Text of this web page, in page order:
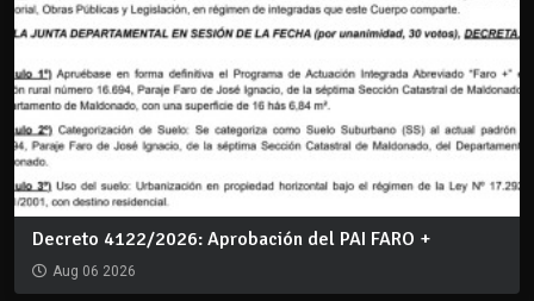
Decreto 4122/2026: Aprobación del PAI FARO +
Aug 06 2026